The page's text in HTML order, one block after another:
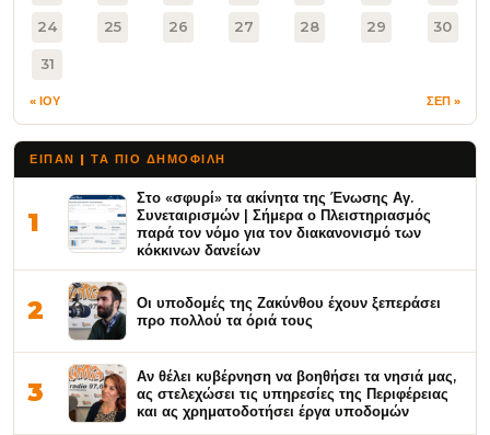
24 25 26 27 28 29 30
31
« ΙΟΥ ΣΕΠ »
ΕΙΠΑΝ | ΤΑ ΠΙΟ ΔΗΜΟΦΙΛΉ
1
Στο «σφυρί» τα ακίνητα της Ένωσης Αγ.
Συνεταιρισμών | Σήμερα ο Πλειστηριασμός
παρά τον νόμο για τον διακανονισμό των
κόκκινων δανείων
2
Οι υποδομές της Ζακύνθου έχουν ξεπεράσει
προ πολλού τα όριά τους
3
Αν θέλει κυβέρνηση να βοηθήσει τα νησιά μας,
ας στελεχώσει τις υπηρεσίες της Περιφέρειας
και ας χρηματοδοτήσει έργα υποδομών